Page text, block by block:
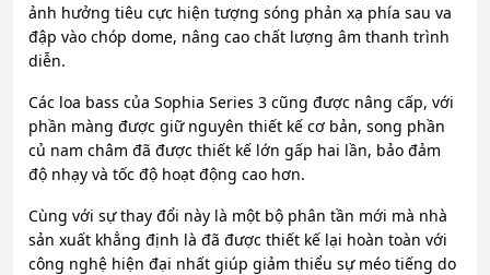
ảnh hưởng tiêu cực hiện tượng sóng phản xạ phía sau va
đập vào chóp dome, nâng cao chất lượng âm thanh trình
diễn.
Các loa bass của Sophia Series 3 cũng được nâng cấp, với
phần màng được giữ nguyên thiết kế cơ bản, song phần
củ nam châm đã được thiết kế lớn gấp hai lần, bảo đảm
độ nhạy và tốc độ hoạt động cao hơn.
Cùng với sự thay đổi này là một bộ phân tần mới mà nhà
sản xuất khẳng định là đã được thiết kế lại hoàn toàn với
công nghệ hiện đại nhất giúp giảm thiểu sự méo tiếng do